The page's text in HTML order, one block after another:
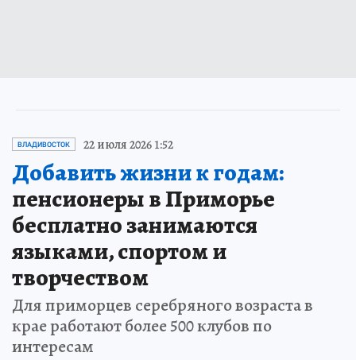
ВЛАДИВОСТОК 22 июля 2026 1:52
Добавить жизни к годам:
пенсионеры в Приморье
бесплатно занимаются
языками, спортом и
творчеством
Для приморцев серебряного возраста в
крае работают более 500 клубов по
интересам